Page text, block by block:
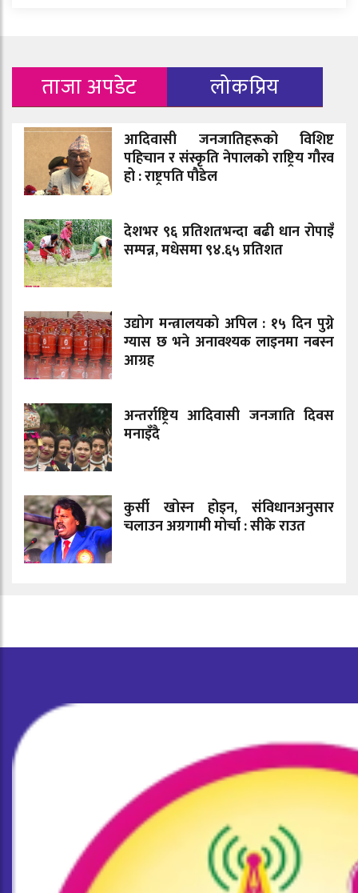
ताजा अपडेट लोकप्रिय
आदिवासी जनजातिहरूको विशिष्ट
पहिचान र संस्कृति नेपालको राष्ट्रिय गौरव
हो : राष्ट्रपति पौडेल
देशभर ९६ प्रतिशतभन्दा बढी धान रोपाइँ
सम्पन्न, मधेसमा ९४.६५ प्रतिशत
उद्योग मन्त्रालयको अपिल : १५ दिन पुग्ने
ग्यास छ भने अनावश्यक लाइनमा नबस्न
आग्रह
अन्तर्राष्ट्रिय आदिवासी जनजाति दिवस
मनाइँदै
कुर्सी खोस्न होइन, संविधानअनुसार
चलाउन अग्रगामी मोर्चा : सीके राउत